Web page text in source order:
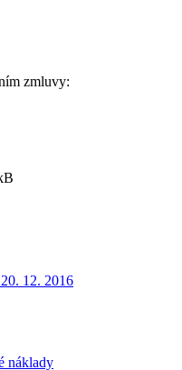
zmluvy:
12. 2016
náklady